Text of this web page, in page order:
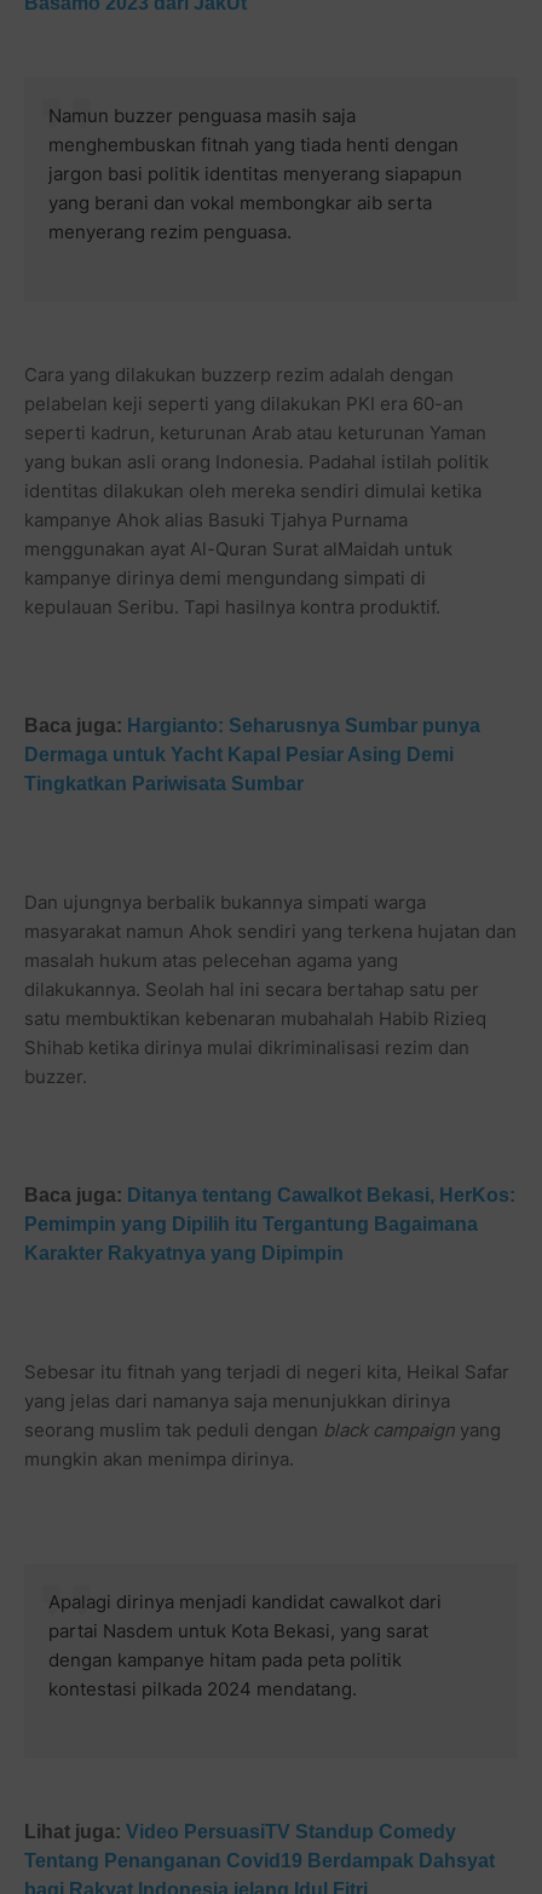
Namun buzzer penguasa masih saja
menghembuskan fitnah yang tiada henti dengan
jargon basi politik identitas menyerang siapapun
yang berani dan vokal membongkar aib serta
menyerang rezim penguasa.
Cara yang dilakukan buzzerp rezim adalah dengan
pelabelan keji seperti yang dilakukan PKI era 60-an
seperti kadrun, keturunan Arab atau keturunan Yaman
yang bukan asli orang Indonesia. Padahal istilah politik
identitas dilakukan oleh mereka sendiri dimulai ketika
kampanye Ahok alias Basuki Tjahya Purnama
menggunakan ayat Al-Quran Surat alMaidah untuk
kampanye dirinya demi mengundang simpati di
kepulauan Seribu. Tapi hasilnya kontra produktif.
Baca juga: Hargianto: Seharusnya Sumbar punya
Dermaga untuk Yacht Kapal Pesiar Asing Demi
Tingkatkan Pariwisata Sumbar
Dan ujungnya berbalik bukannya simpati warga
masyarakat namun Ahok sendiri yang terkena hujatan dan
masalah hukum atas pelecehan agama yang
dilakukannya. Seolah hal ini secara bertahap satu per
satu membuktikan kebenaran mubahalah Habib Rizieq
Shihab ketika dirinya mulai dikriminalisasi rezim dan
buzzer.
Baca juga: Ditanya tentang Cawalkot Bekasi, HerKos:
Pemimpin yang Dipilih itu Tergantung Bagaimana
Karakter Rakyatnya yang Dipimpin
Sebesar itu fitnah yang terjadi di negeri kita, Heikal Safar
yang jelas dari namanya saja menunjukkan dirinya
seorang muslim tak peduli dengan black campaign yang
mungkin akan menimpa dirinya.
Apalagi dirinya menjadi kandidat cawalkot dari
partai Nasdem untuk Kota Bekasi, yang sarat
dengan kampanye hitam pada peta politik
kontestasi pilkada 2024 mendatang.
Lihat juga: Video PersuasiTV Standup Comedy
Tentang Penanganan Covid19 Berdampak Dahsyat
bagi Rakyat Indonesia jelang Idul Fitri